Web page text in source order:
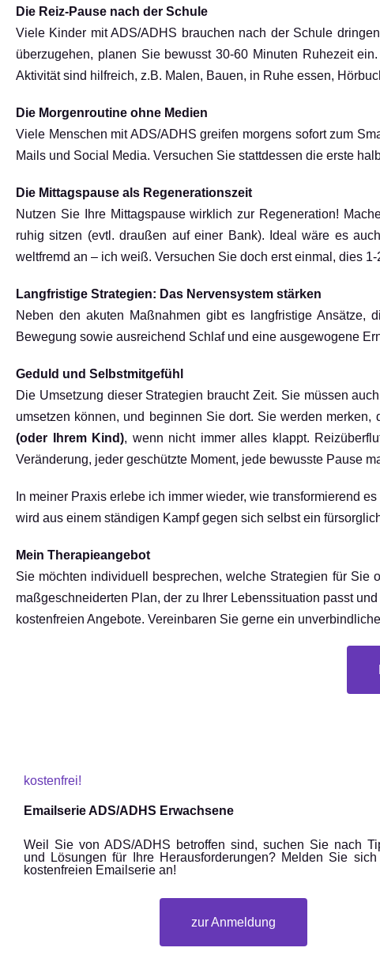
Die Reiz-Pause nach der Schule
Viele Kinder mit ADS/ADHS brauchen nach der Schule
überzugehen, planen Sie bewusst 30-60 Minuten Ruhezeit
Aktivität sind hilfreich, z.B. Malen, Bauen, in Ruhe essen,
Die Morgenroutine ohne Medien
Viele Menschen mit ADS/ADHS greifen morgens sofort zum
Mails und Social Media. Versuchen Sie stattdessen die erste
Die Mittagspause als Regenerationszeit
Nutzen Sie Ihre Mittagspause wirklich zur Regeneration!
ruhig sitzen (evtl. draußen auf einer Bank). Ideal wäre es
weltfremd an – ich weiß. Versuchen Sie doch erst einmal, dies
Langfristige Strategien: Das Nervensystem stärken
Neben den akuten Maßnahmen gibt es langfristige Ansätze,
Bewegung sowie ausreichend Schlaf und eine ausgewogene
Geduld und Selbstmitgefühl
Die Umsetzung dieser Strategien braucht Zeit. Sie müssen
umsetzen können, und beginnen Sie dort. Sie werden
(oder Ihrem Kind), wenn nicht immer alles klappt.
Veränderung, jeder geschützte Moment, jede bewusste Pause
In meiner Praxis erlebe ich immer wieder, wie transformierend
wird aus einem ständigen Kampf gegen sich selbst ein
Mein Therapieangebot
Sie möchten individuell besprechen, welche Strategien für
maßgeschneiderten Plan, der zu Ihrer Lebenssituation passt
kostenfreien Angebote. Vereinbaren Sie gerne ein
kostenfrei!
Emailserie ADS/ADHS Erwachsene
Weil Sie von ADS/ADHS betroffen sind, suchen Sie nach
und Lösungen für Ihre Herausforderungen? Melden Sie
kostenfreien Emailserie an!
zur Anmeldung